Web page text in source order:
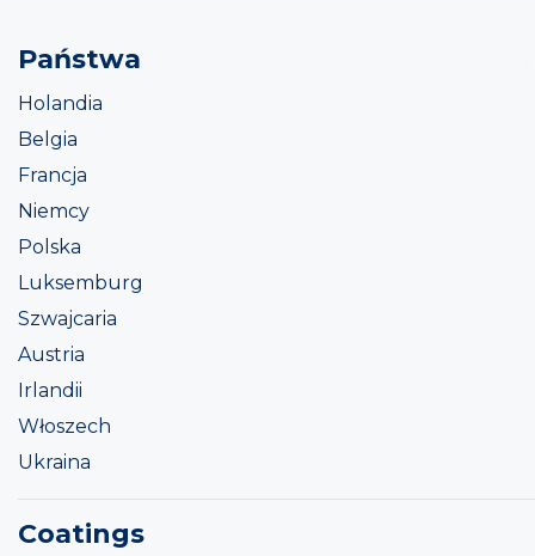
Państwa
Holandia
Belgia
Francja
Niemcy
Polska
Luksemburg
Szwajcaria
Austria
Irlandii
Włoszech
Ukraina
Coatings